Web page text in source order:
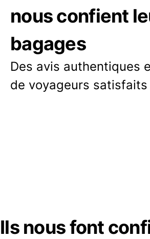
nous confient
bagages
Des avis authentiques
de voyageurs satisfaits
Ils nous font